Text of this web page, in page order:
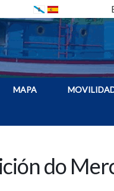
MAPA
do